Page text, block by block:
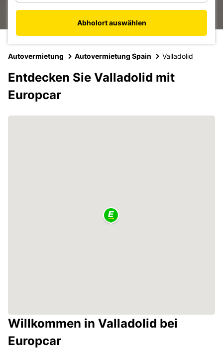
Abholort auswählen
Autovermietung Autovermietung Spain Valladolid
Entdecken Sie Valladolid mit
Europcar
Willkommen in Valladolid bei
Europcar